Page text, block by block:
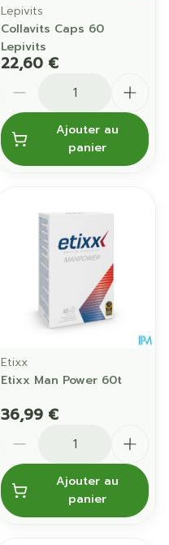
Lepivits
Collavits Caps 60
Lepivits
22,60 €
Ajouter au
panier
Etixx
Etixx Man Power 60t
36,99 €
Ajouter au
panier